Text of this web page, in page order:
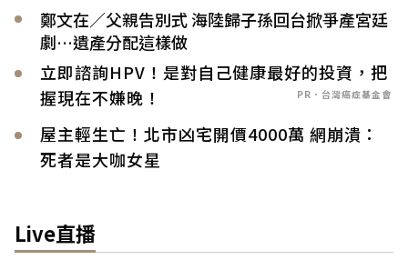
鄭文在／父親告別式 海陸歸子孫回台掀爭產宮廷
劇…遺產分配這樣做
立即諮詢HPV！是對自己健康最好的投資，把
握現在不嫌晚！
PR．台灣癌症基金會
屋主輕生亡！北市凶宅開價4000萬 網崩潰：
死者是大咖女星
Live直播